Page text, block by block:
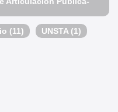
(11) UNSTA (1)